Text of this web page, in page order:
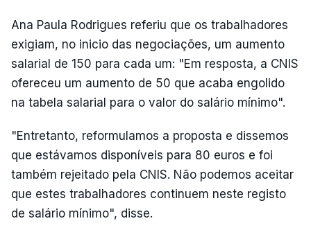
Ana Paula Rodrigues referiu que os trabalhadores
exigiam, no inicio das negociações, um aumento
salarial de 150 para cada um: "Em resposta, a CNIS
ofereceu um aumento de 50 que acaba engolido
na tabela salarial para o valor do salário mínimo".
"Entretanto, reformulamos a proposta e dissemos
que estávamos disponíveis para 80 euros e foi
também rejeitado pela CNIS. Não podemos aceitar
que estes trabalhadores continuem neste registo
de salário mínimo", disse.